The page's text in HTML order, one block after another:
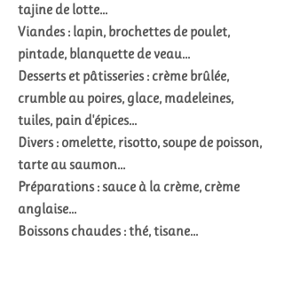
tajine de lotte...
Viandes : lapin, brochettes de poulet,
pintade, blanquette de veau...
Desserts et pâtisseries : crème brûlée,
crumble au poires, glace, madeleines,
tuiles, pain d'épices...
Divers : omelette, risotto, soupe de poisson,
tarte au saumon...
Préparations : sauce à la crème, crème
anglaise...
Boissons chaudes : thé, tisane...